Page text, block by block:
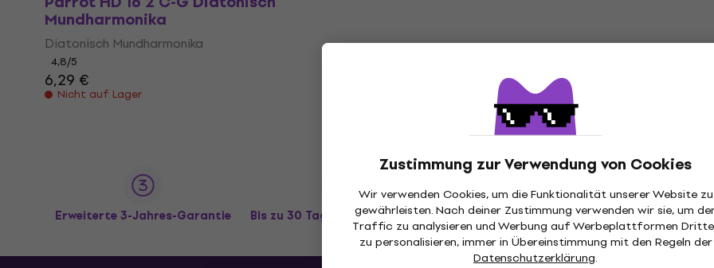
Zustimmung zur Verwendung von Cookies
Wir verwenden Cookies, um die Funktionalität unserer Website zu
gewährleisten. Nach deiner Zustimmung verwenden wir sie, um
Traffic zu analysieren und Werbung auf Werbeplattformen
zu personalisieren, immer in Übereinstimmung mit den Regeln der
Datenschutzerklärung.
Mundharmonika
Diatonisch Mundharmonika
4,8/5
6,29 €
Nicht auf Lager
Erweiterte 3-Jahres-Garantie Bis zu 30 Tage Rückgaberecht Versand gratisvon 199 € Über 3